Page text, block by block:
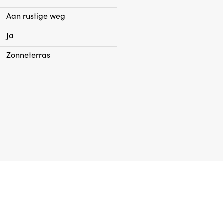
frames with double
Aan rustige weg
Ja
Zonneterras